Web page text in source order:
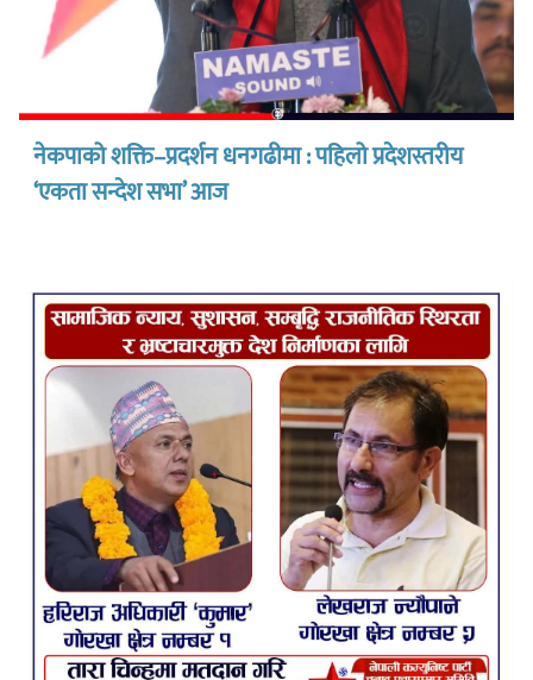
नेकपाको शक्ति–प्रदर्शन धनगढीमा : पहिलो प्रदेशस्तरीय
‘एकता सन्देश सभा’ आज